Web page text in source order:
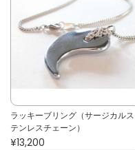
ラッキーブリング（サージカルス
テンレスチェーン）
¥13,200